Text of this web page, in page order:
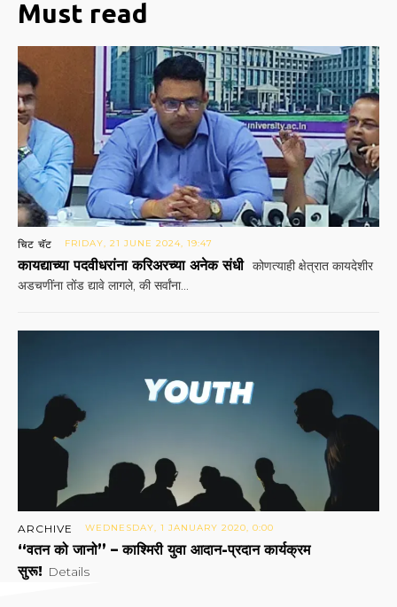
Must read
चिट चॅट FRIDAY, 21 JUNE 2024, 19:47
कायद्याच्या पदवीधरांना करिअरच्या अनेक संधी कोणत्याही क्षेत्रात कायदेशीर
अडचणींना तोंड द्यावे लागले, की सर्वांना...
ARCHIVE WEDNESDAY, 1 JANUARY 2020, 0:00
“वतन को जानो” – काश्मिरी युवा आदान-प्रदान कार्यक्रम
सुरू! Details